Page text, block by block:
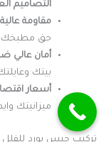
التصاميم
مقاومة
حق مطبخك
أمان عالي
بيتك
أسعار
ميزانيتك
تركيب جبس بورد للفلل